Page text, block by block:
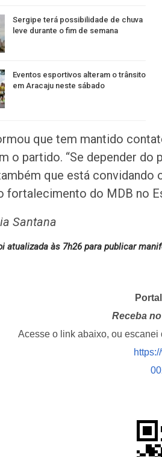
Sergipe terá possibilidade de chuva
leve durante o fim de semana
Eventos esportivos alteram o trânsito
em Aracaju neste sábado
que tem mantido
o partido. “Se depender do
que está convidando
fortalecimento do MDB no
Santana
atualizada às 7h26 para publicar
Receba
Acesse o link abaixo, ou